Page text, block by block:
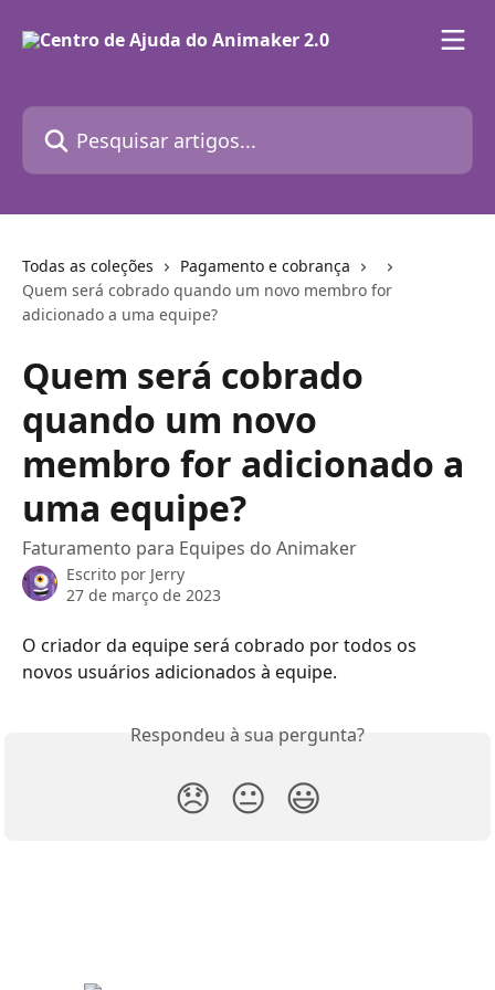
Pesquisar artigos...
Todas as coleções
Pagamento e cobrança
Quem será cobrado quando um novo membro for
adicionado a uma equipe?
Quem será cobrado
quando um novo
membro for adicionado a
uma equipe?
Faturamento para Equipes do Animaker
Escrito por Jerry
27 de março de 2023
O criador da equipe será cobrado por todos os
novos usuários adicionados à equipe.
Respondeu à sua pergunta?
😞 😐 😃